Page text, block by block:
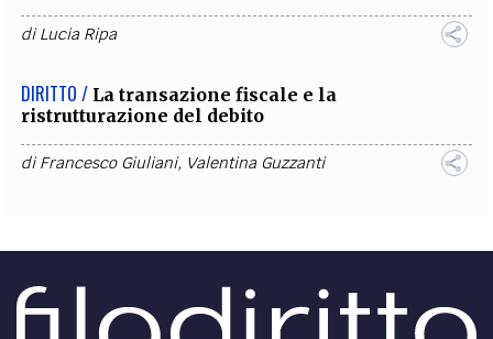
diLucia Ripa
DIRITTO / La transazione fiscale e la
ristrutturazione del debito
diFrancesco Giuliani, Valentina Guzzanti